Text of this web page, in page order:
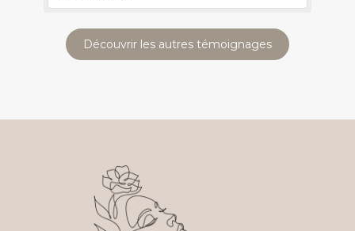
visiter un village en faisant notre guide.
Top!
Découvrir les autres témoignages